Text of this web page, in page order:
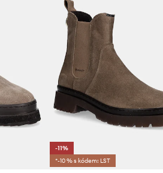
-11%
*-10 % s kódem: LST